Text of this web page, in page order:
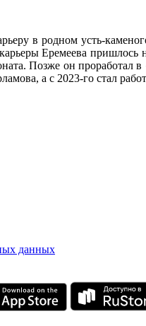
в родном усть-
Еремеева
Позже он проработал
а с 2023-го стал
данных